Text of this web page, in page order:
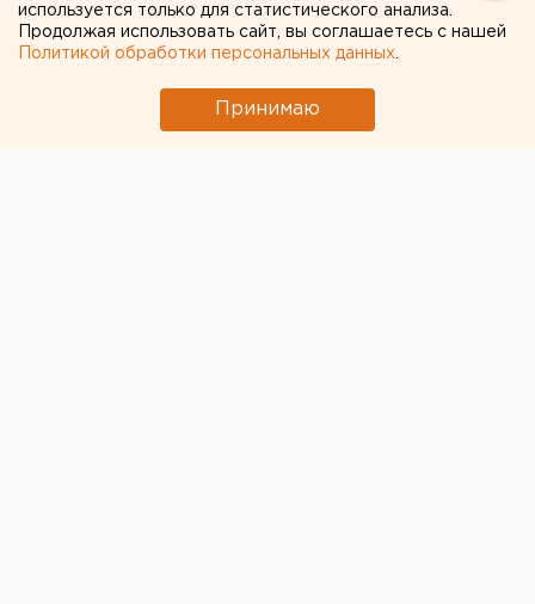
арт-объектов со всего мира.
Завтра, 26 ноября, в 19:30 в екатеринбургской
галерее уличного искусства «Свитер» откроется
выставка «Опыты вандализма», сообщили агентству
используется только для статистического анализа.
Продолжая использовать сайт, вы соглашаетесь с нашей
Политикой обработки персональных данных
Принимаю